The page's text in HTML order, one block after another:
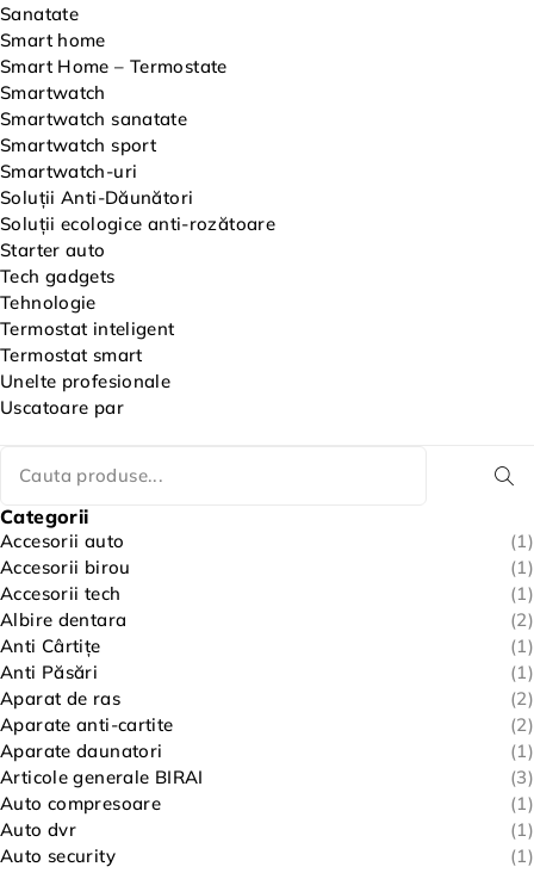
Sanatate
Smart home
Smart Home – Termostate
Smartwatch
Smartwatch sanatate
Smartwatch sport
Smartwatch-uri
Soluții Anti-Dăunători
Soluții ecologice anti-rozătoare
Starter auto
Tech gadgets
Tehnologie
Termostat inteligent
Termostat smart
Unelte profesionale
Uscatoare par
Categorii
Accesorii auto
(1)
Accesorii birou
(1)
Accesorii tech
(1)
Albire dentara
(2)
Anti Cârtițe
(1)
Anti Păsări
(1)
Aparat de ras
(2)
Aparate anti-cartite
(2)
Aparate daunatori
(1)
Articole generale BIRAI
(3)
Auto compresoare
(1)
Auto dvr
(1)
Auto security
(1)